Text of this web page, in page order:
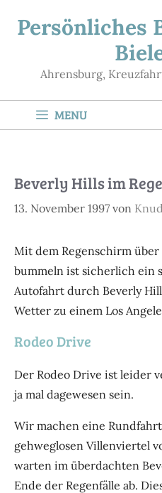
InhaltPersönliches
Ahrensburg,
MENU
Beverly Hills im
13. November 1997 von
Mit dem Regenschirm über
bummeln ist sicherlich ein
Autofahrt durch Beverly
Wetter zu einem Los
Rodeo Drive
Der Rodeo Drive ist leider
ja mal dagewesen sein.
Wir machen eine
gehweglosen Villenviertel
warten im überdachten
Ende der Regenfälle ab.